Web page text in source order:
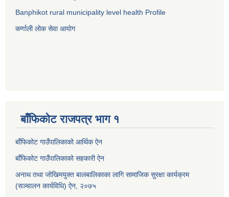
Banphikot rural municipality level health Profile
कर्णाली लोक सेवा आयाेग
बाँफिकोट राजपत्र भाग १
बाँफिकोट गाउँपालिकाको आर्थिक ऐन
बाँफिकोट गाउँपालिकाको सहकारी ऐन
अनाथ तथा जोखिमयुक्त बालबालिकाका लागि सामाजिक सुरक्षा कार्यक्रम
(सञ्चालन कार्यविधि) ऐन, २०७५